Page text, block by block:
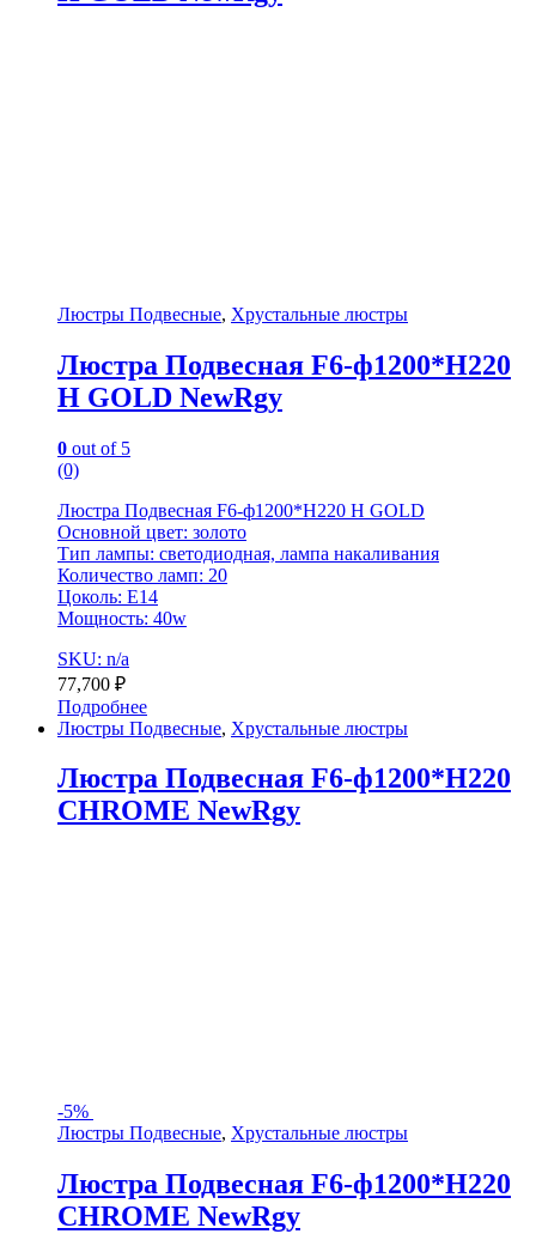
Люстры Подвесные, Хрустальные люстры
Люстра Подвесная F6-ф1200*H220
H GOLD NewRgy
0 out of 5
(0)
Люстра Подвесная F6-ф1200*H220 H GOLD
Основной цвет: золото
Тип лампы: светодиодная, лампа накаливания
Количество ламп: 20
Цоколь: E14
Мощность: 40w
SKU: n/a
77,700 ₽
Подробнее
Люстры Подвесные, Хрустальные люстры
Люстра Подвесная F6-ф1200*H220
CHROME NewRgy
-5%
Люстры Подвесные, Хрустальные люстры
Люстра Подвесная F6-ф1200*H220
CHROME NewRgy